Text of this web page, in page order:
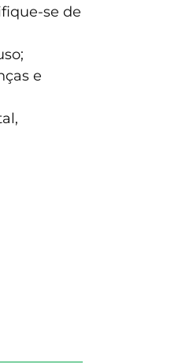
se de
e